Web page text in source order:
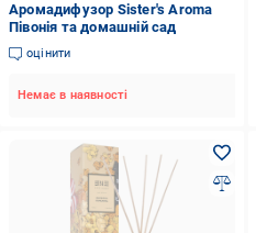
Аромадифузор Sister's Aroma
Півонія та домашній сад
оцінити
Немає в наявності